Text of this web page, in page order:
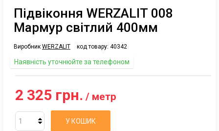
Підвіконня WERZALIT 008
Мармур світлий 400мм
Виробник WERZALIT код товару: 40342
Наявність уточнюйте за телефоном
2 325 грн. / метр
У КОШИК